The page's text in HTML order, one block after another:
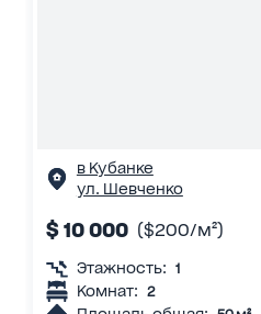
в Кубанке
ул. Шевченко
$ 10 000 ($200/м²)
Этажность: 1
Комнат: 2